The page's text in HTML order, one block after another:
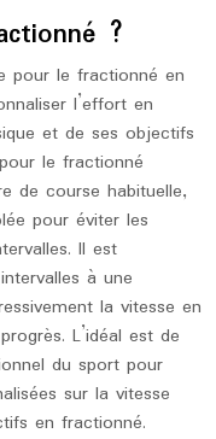
?
pour le fractionné en
l’effort en
et de ses objectifs
le fractionné
de course habituelle,
pour éviter les
Il est
à une
la vitesse en
L’idéal est de
du sport pour
sur la vitesse
en fractionné.